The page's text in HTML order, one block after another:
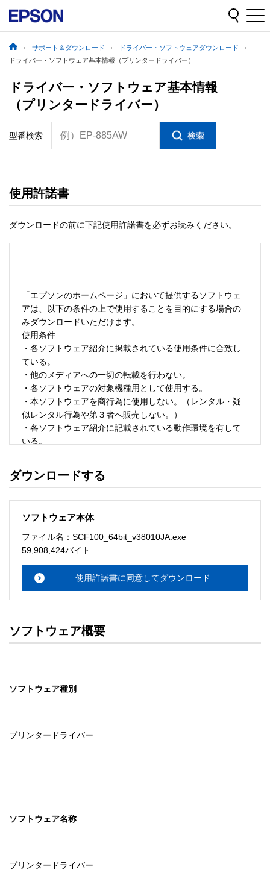
サポート＆ダウンロード
ドライバー・ソフトウェアダウンロード
ドライバー・ソフトウェア基本情報（プリンタードライバー）
ドライバー・ソフトウェア基本情報
（プリンタードライバー）
型番検索 例）EP-885AW
使用許諾書
ダウンロードの前に下記使用許諾書を必ずお読みください。
「エプソンのホームページ」において提供するソフトウェ
アは、以下の条件の上で使用することを目的にする場合の
みダウンロードいただけます。
使用条件
・各ソフトウェア紹介に掲載されている使用条件に合致し
ている。
・他のメディアへの一切の転載を行わない。
・各ソフトウェアの対象機種用として使用する。
・本ソフトウェアを商行為に使用しない。（レンタル・疑
似レンタル行為や第３者へ販売しない。）
・各ソフトウェア紹介に記載されている動作環境を有して
いる。
・ソフトウェアを改変、またはリバースエンジニアリング
ソフトウェアのサポート
・本サーバでは、ユーザーサポートは行いません。搭載ソ
メーションセンターまでお願い
ルをお読み下さい。
ソフトウェアの保証範囲
・ソフトウェアのダウンロード・導入はお客様の責任にお
セイコーエプソン株式会社に帰属します。
ダウンロードする
ソフトウェア本体
ファイル名：SCF100_64bit_v38010JA.exe
59,908,424バイト
使用許諾書に同意してダウンロード
ソフトウェア概要
ソフトウェア種別
プリンタードライバー
ソフトウェア名称
プリンタードライバー